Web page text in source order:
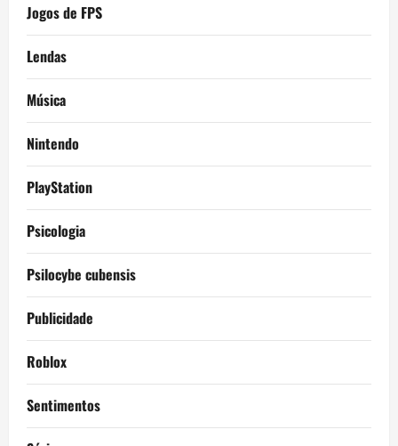
Jogos de FPS
Lendas
Música
Nintendo
PlayStation
Psicologia
Psilocybe cubensis
Publicidade
Roblox
Sentimentos